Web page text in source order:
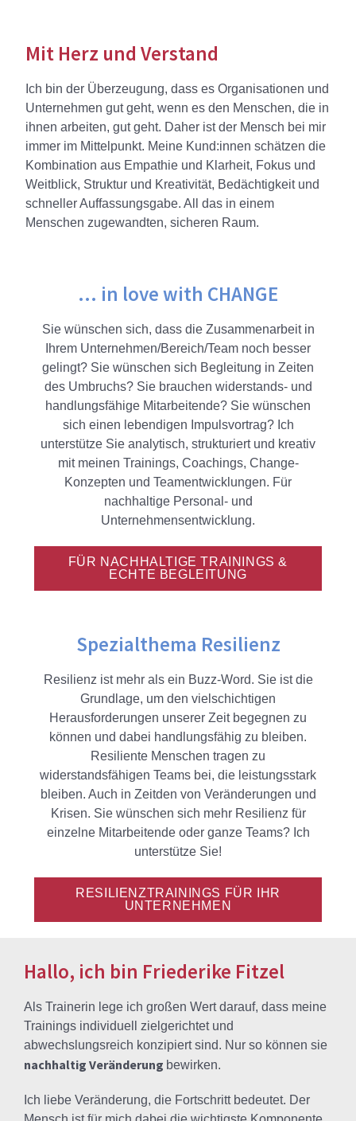
Mit Herz und Verstand
Ich bin der Überzeugung, dass es Organisationen und
Unternehmen gut geht, wenn es den Menschen, die in
ihnen arbeiten, gut geht. Daher ist der Mensch bei mir
immer im Mittelpunkt. Meine Kund:innen schätzen die
Kombination aus Empathie und Klarheit, Fokus und
Weitblick, Struktur und Kreativität, Bedächtigkeit und
schneller Auffassungsgabe. All das in einem
Menschen zugewandten, sicheren Raum.
... in love with CHANGE
Sie wünschen sich, dass die Zusammenarbeit in
Ihrem Unternehmen/Bereich/Team noch besser
gelingt? Sie wünschen sich Begleitung in Zeiten
des Umbruchs? Sie brauchen widerstands- und
handlungsfähige Mitarbeitende? Sie wünschen
sich einen lebendigen Impulsvortrag? Ich
unterstütze Sie analytisch, strukturiert und kreativ
mit meinen Trainings, Coachings, Change-
Konzepten und Teamentwicklungen. Für
nachhaltige Personal- und
Unternehmensentwicklung.
FÜR NACHHALTIGE TRAININGS &
ECHTE BEGLEITUNG
Spezialthema Resilienz
Resilienz ist mehr als ein Buzz-Word. Sie ist die
Grundlage, um den vielschichtigen
Herausforderungen unserer Zeit begegnen zu
können und dabei handlungsfähig zu bleiben.
Resiliente Menschen tragen zu
widerstandsfähigen Teams bei, die leistungsstark
bleiben. Auch in Zeitden von Veränderungen und
Krisen. Sie wünschen sich mehr Resilienz für
einzelne Mitarbeitende oder ganze Teams? Ich
unterstütze Sie!
RESILIENZTRAININGS FÜR IHR
UNTERNEHMEN
Hallo, ich bin Friederike Fitzel
Als Trainerin lege ich großen Wert darauf, dass meine
Trainings individuell zielgerichtet und
abwechslungsreich konzipiert sind. Nur so können sie
nachhaltig Veränderung bewirken.
Ich liebe Veränderung, die Fortschritt bedeutet. Der